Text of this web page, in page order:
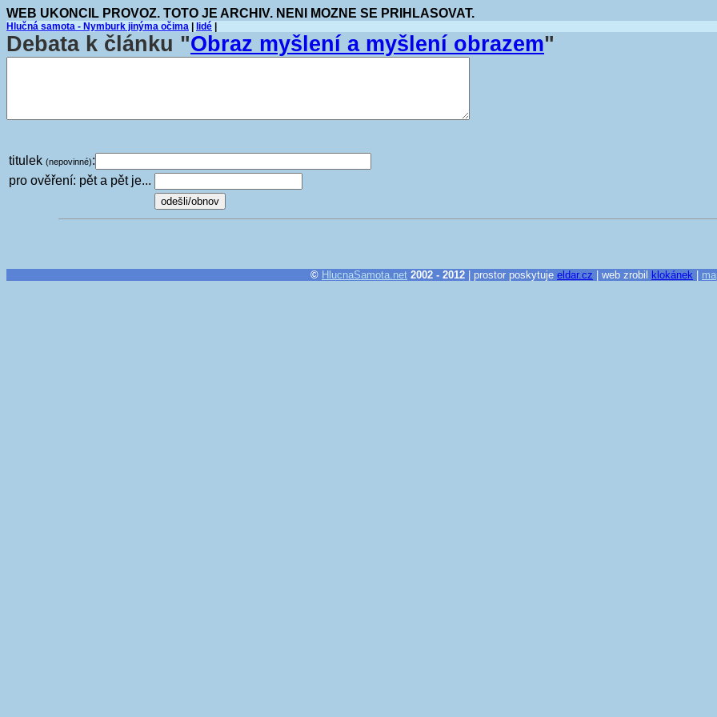
WEB UKONCIL PROVOZ. TOTO JE ARCHIV. NENI MOZNE SE PRIHLASOVAT.
Hlučná samota - Nymburk jinýma očima lidé
Debata k článku "Obraz myšlení a myšlení obrazem"
titulek (nepovinné):
pro ověření: pět a pět je...
© HlucnaSamota.net 2002 - 2012 | prostor poskytuje eldar.cz | web zrobil klokánek